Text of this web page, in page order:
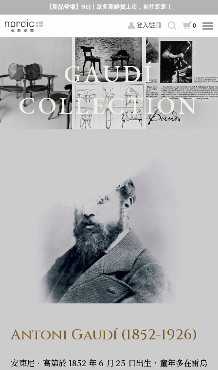
【新品登場】Hej！眾多新鮮貨上市，前往逛逛！
登入/註冊 0
GAUDÍ
COLLECTION
Antoni Gaudí (1852-1926)
安東尼‧高第於 1852 年 6 月 25 日出生，童年多在雷烏